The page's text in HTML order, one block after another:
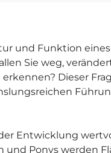
und Funktion eines
Sie weg,
Dieser
Entwicklung
Ponys werden